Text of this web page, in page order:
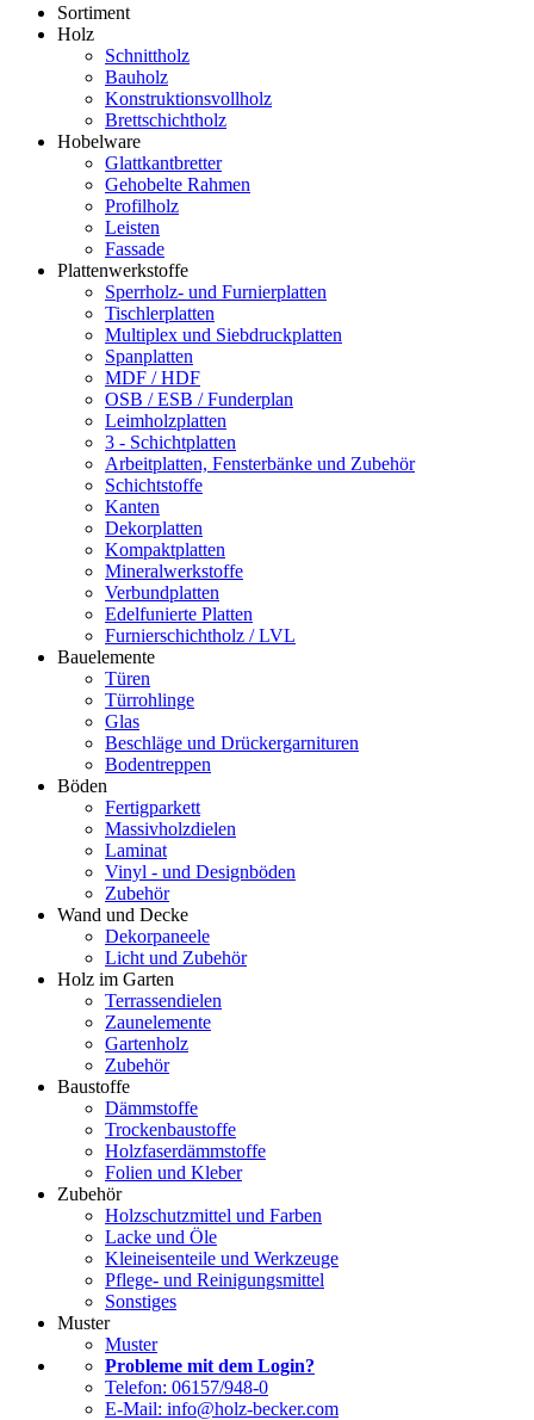
Sortiment
Holz
Schnittholz
Bauholz
Konstruktionsvollholz
Brettschichtholz
Hobelware
Glattkantbretter
Gehobelte Rahmen
Profilholz
Leisten
Fassade
Plattenwerkstoffe
Sperrholz- und Furnierplatten
Tischlerplatten
Multiplex und Siebdruckplatten
Spanplatten
MDF / HDF
OSB / ESB / Funderplan
Leimholzplatten
3 - Schichtplatten
Arbeitplatten, Fensterbänke und Zubehör
Schichtstoffe
Kanten
Dekorplatten
Kompaktplatten
Mineralwerkstoffe
Verbundplatten
Edelfunierte Platten
Furnierschichtholz / LVL
Bauelemente
Türen
Türrohlinge
Glas
Beschläge und Drückergarnituren
Bodentreppen
Böden
Fertigparkett
Massivholzdielen
Laminat
Vinyl - und Designböden
Zubehör
Wand und Decke
Dekorpaneele
Licht und Zubehör
Holz im Garten
Terrassendielen
Zaunelemente
Gartenholz
Zubehör
Baustoffe
Dämmstoffe
Trockenbaustoffe
Holzfaserdämmstoffe
Folien und Kleber
Zubehör
Holzschutzmittel und Farben
Lacke und Öle
Kleineisenteile und Werkzeuge
Pflege- und Reinigungsmittel
Sonstiges
Muster
Muster
Probleme mit dem Login?
Telefon: 06157/948-0
E-Mail: info@holz-becker.com